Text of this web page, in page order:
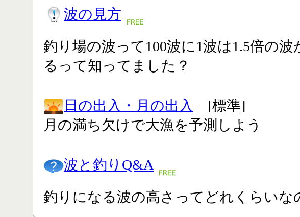
波の見方
釣り場の波って100波に1波は1.5倍の波
るって知ってました？
日の出入・月の出入
[標準]
月の満ち欠けで大漁を予測しよう
波と釣りQ&A
釣りになる波の高さってどれくらいな